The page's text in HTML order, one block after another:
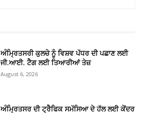
ਅੰਮ੍ਰਿਤਸਰੀ ਕੁਲਚੇ ਨੂੰ ਵਿਸ਼ਵ ਪੱਧਰ ਦੀ ਪਛਾਣ ਲਈ
ਜੀ.ਆਈ. ਟੈਗ ਲਈ ਤਿਆਰੀਆਂ ਤੇਜ਼
August 6, 2026
ਅੰਮ੍ਰਿਤਸਰ ਦੀ ਟ੍ਰੈਫਿਕ ਸਮੱਸਿਆ ਦੇ ਹੱਲ ਲਈ ਕੇਂਦਰ